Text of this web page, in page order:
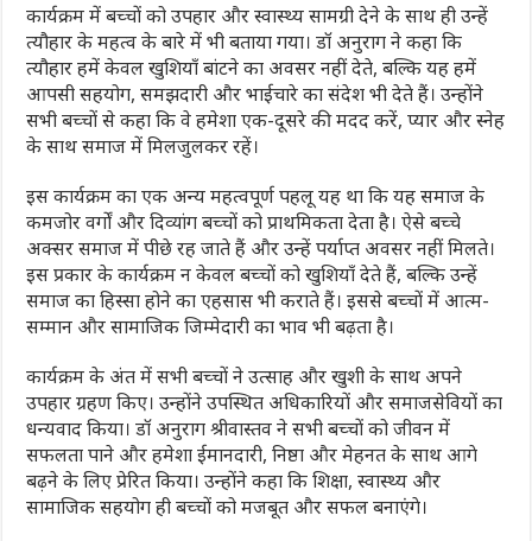
कार्यक्रम में बच्चों को उपहार और स्वास्थ्य सामग्री देने के साथ ही उन्हें
त्यौहार के महत्व के बारे में भी बताया गया। डॉ अनुराग ने कहा कि
त्यौहार हमें केवल खुशियाँ बांटने का अवसर नहीं देते, बल्कि यह हमें
आपसी सहयोग, समझदारी और भाईचारे का संदेश भी देते हैं। उन्होंने
सभी बच्चों से कहा कि वे हमेशा एक-दूसरे की मदद करें, प्यार और स्नेह
के साथ समाज में मिलजुलकर रहें।
इस कार्यक्रम का एक अन्य महत्वपूर्ण पहलू यह था कि यह समाज के
कमजोर वर्गों और दिव्यांग बच्चों को प्राथमिकता देता है। ऐसे बच्चे
अक्सर समाज में पीछे रह जाते हैं और उन्हें पर्याप्त अवसर नहीं मिलते।
इस प्रकार के कार्यक्रम न केवल बच्चों को खुशियाँ देते हैं, बल्कि उन्हें
समाज का हिस्सा होने का एहसास भी कराते हैं। इससे बच्चों में आत्म-
सम्मान और सामाजिक जिम्मेदारी का भाव भी बढ़ता है।
कार्यक्रम के अंत में सभी बच्चों ने उत्साह और खुशी के साथ अपने
उपहार ग्रहण किए। उन्होंने उपस्थित अधिकारियों और समाजसेवियों का
धन्यवाद किया। डॉ अनुराग श्रीवास्तव ने सभी बच्चों को जीवन में
सफलता पाने और हमेशा ईमानदारी, निष्ठा और मेहनत के साथ आगे
बढ़ने के लिए प्रेरित किया। उन्होंने कहा कि शिक्षा, स्वास्थ्य और
सामाजिक सहयोग ही बच्चों को मजबूत और सफल बनाएंगे।